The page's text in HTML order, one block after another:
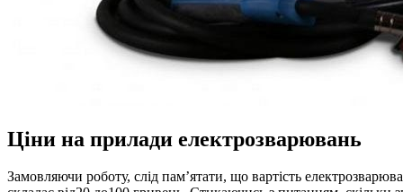
Ціни на прилади електрозварювань
Замовляючи роботу, слід пам’ятати, що вартість